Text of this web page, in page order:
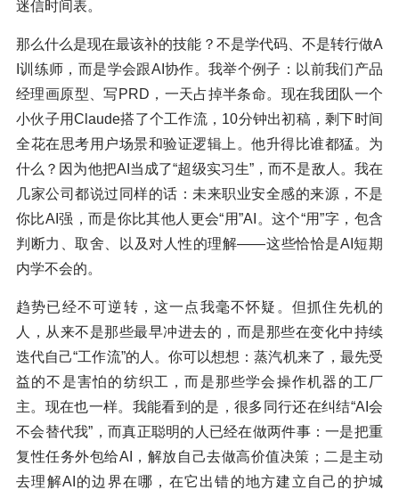
迷信时间表。
那么什么是现在最该补的技能？不是学代码、不是转行做A
I训练师，而是学会跟AI协作。我举个例子：以前我们产品
经理画原型、写PRD，一天占掉半条命。现在我团队一个
小伙子用Claude搭了个工作流，10分钟出初稿，剩下时间
全花在思考用户场景和验证逻辑上。他升得比谁都猛。为
什么？因为他把AI当成了“超级实习生”，而不是敌人。我在
几家公司都说过同样的话：未来职业安全感的来源，不是
你比AI强，而是你比其他人更会“用”AI。这个“用”字，包含
判断力、取舍、以及对人性的理解——这些恰恰是AI短期
内学不会的。
趋势已经不可逆转，这一点我毫不怀疑。但抓住先机的
人，从来不是那些最早冲进去的，而是那些在变化中持续
迭代自己“工作流”的人。你可以想想：蒸汽机来了，最先受
益的不是害怕的纺织工，而是那些学会操作机器的工厂
主。现在也一样。我能看到的是，很多同行还在纠结“AI会
不会替代我”，而真正聪明的人已经在做两件事：一是把重
复性任务外包给AI，解放自己去做高价值决策；二是主动
去理解AI的边界在哪，在它出错的地方建立自己的护城